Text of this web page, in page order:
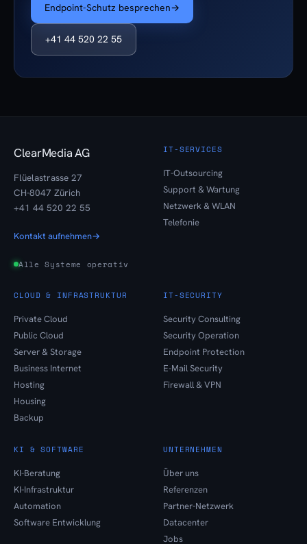
Endpoint-Schutz besprechen→
+41 44 520 22 55
ClearMedia AG
Flüelastrasse 27
CH-8047 Zürich
+41 44 520 22 55
Kontakt aufnehmen→
Alle Systeme operativ
IT-SERVICES
IT-Outsourcing
Support & Wartung
Netzwerk & WLAN
Telefonie
CLOUD & INFRASTRUKTUR
Private Cloud
Public Cloud
Server & Storage
Business Internet
Hosting
Housing
Backup
IT-SECURITY
Security Consulting
Security Operation
Endpoint Protection
E-Mail Security
Firewall & VPN
KI & SOFTWARE
KI-Beratung
KI-Infrastruktur
Automation
Software Entwicklung
UNTERNEHMEN
Über uns
Referenzen
Partner-Netzwerk
Datacenter
Jobs